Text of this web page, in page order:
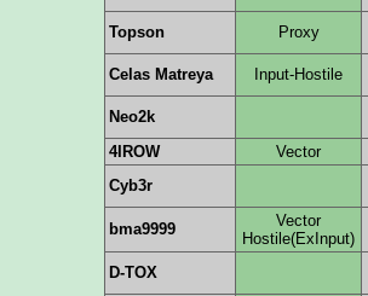
Topson Proxy
Celas Matreya Input-Hostile
Neo2k
4IROW
Vector
Cyb3r
bma9999
Vector
Hostile(ExInput)
D-TOX